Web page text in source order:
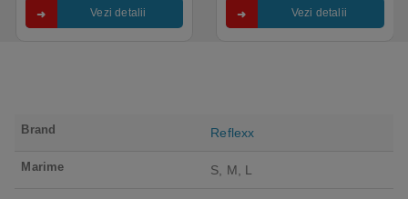
Vezi detalii Vezi detalii
Brand Reflexx
Marime S, M, L